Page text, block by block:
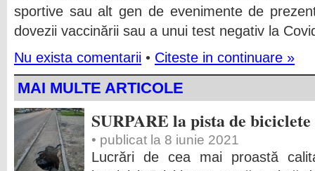
sportive sau alt gen de evenimente de
dovezii vaccinării sau a unui test negativ la
Nu exista comentarii • Citeste in continuare »
MAI MULTE ARTICOLE
SURPARE la pista de
• publicat la 8 iunie 2021
Lucrări de cea mai proastă